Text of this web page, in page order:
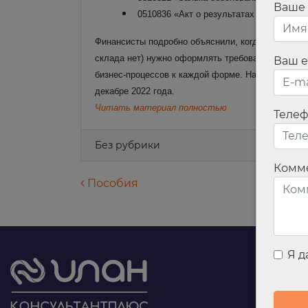
0510836 «Акт о результатах
Финансисты подробно объяснили, когда и как их
склада нет) нужно оформлять требованием-
бизнес-процессов к каждой форме. Напомним,
декабре 2022 года.
Читать материал полностью
Без рубрики
Навигация по
Пособия
Ваше
Ваш
Я